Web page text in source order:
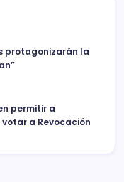
protagonizarán la
permitir a
a Revocación